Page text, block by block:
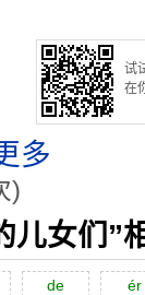
试
在
多
)
儿女们”
de ér